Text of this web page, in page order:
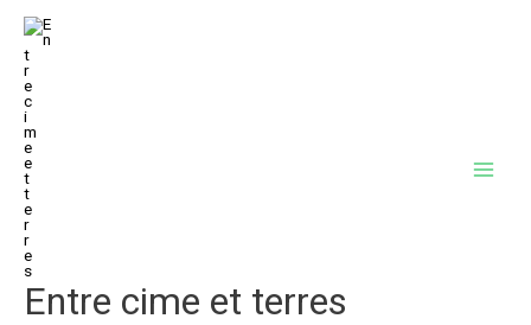
contenu
Entre cime et terres